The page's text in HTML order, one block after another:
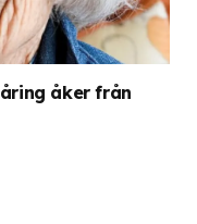
åker från